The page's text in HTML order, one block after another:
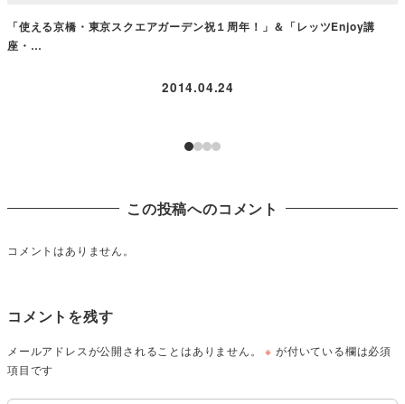
「使える京橋・東京スクエアガーデン祝１周年！」＆「レッツEnjoy講
座・…
2014.04.24
この投稿へのコメント
コメントはありません。
コメントを残す
メールアドレスが公開されることはありません。 ※ が付いている欄は必須
項目です